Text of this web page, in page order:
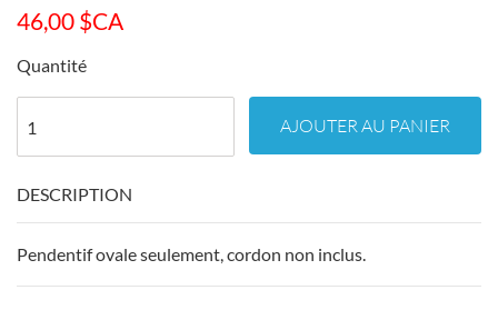
46,00 $CA
Quantité
AJOUTER AU PANIER
DESCRIPTION
Pendentif ovale seulement, cordon non inclus.